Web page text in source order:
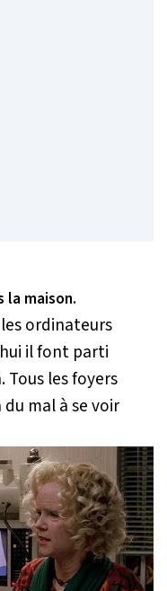
la maison.
ordinateurs
il font parti
les foyers
mal à se voir